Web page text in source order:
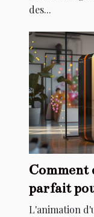
des...
Comment
parfait
spécial
L'animation